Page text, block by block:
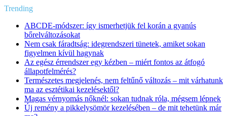
Trending
ABCDE‑módszer: így ismerhetjük fel korán a gyanús
bőrelváltozásokat
Nem csak fáradtság: idegrendszeri tünetek, amiket sokan
figyelmen kívül hagynak
Az egész érrendszer egy kézben – miért fontos az átfogó
állapotfelmérés?
Természetes megjelenés, nem feltűnő változás – mit várhatunk
ma az esztétikai kezelésektől?
Magas vérnyomás nőknél: sokan tudnak róla, mégsem lépnek
Új remény a pikkelysömör kezelésében – de mit tehetünk már